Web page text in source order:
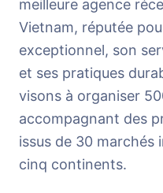
meilleure agence
Vietnam, réputée
exceptionnel, son
et ses pratiques
visons à organiser
accompagnant des
issus de 30
cinq continents.